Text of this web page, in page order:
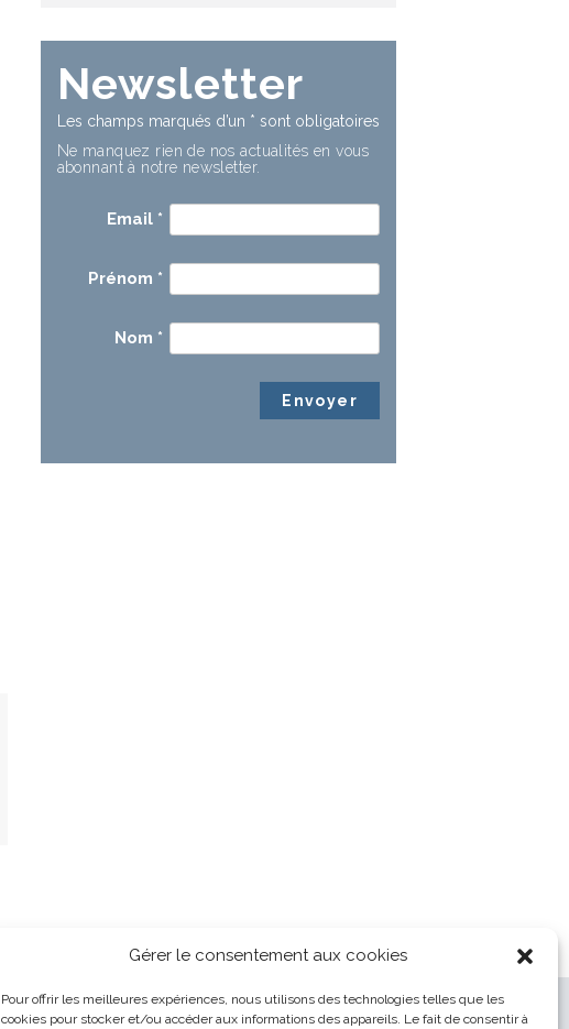
Gérer le consentement aux cookies
Pour offrir les meilleures expériences, nous utilisons des technologies telles que les
cookies pour stocker et/ou accéder aux informations des appareils. Le fait de consentir à
Newsletter
Les champs marqués d’un * sont obligatoires
Ne manquez rien de nos actualités en vous
abonnant à notre newsletter.
Email *
Prénom *
Nom *